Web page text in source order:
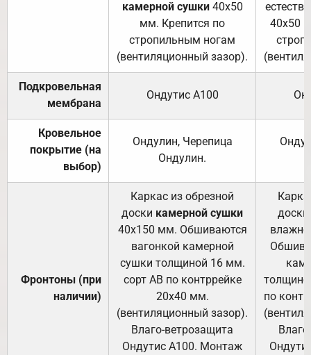
камерной сушки40х50
мм. Крепится по
стропильным ногам
(вентиляционный зазор).
40х50
Подкровельная
мембрана
Ондутис А100
Кровельное
покрытие (на
выбор)
Ондулин, Черепица
Ондулин.
Фронтоны (при
наличии)
Каркас из обрезной
доски камерной сушки
40х150 мм. Обшиваются
вагонкой камерной
сушки толщиной 16 мм.
сорт АВ по контррейке
20х40 мм.
(вентиляционный зазор).
Влаго-ветрозащита
Ондутис А100. Монтаж
доски
по